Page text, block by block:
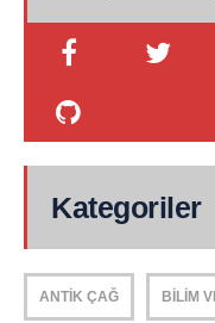
Kategoriler
ANTIK ÇAĞ BILIM